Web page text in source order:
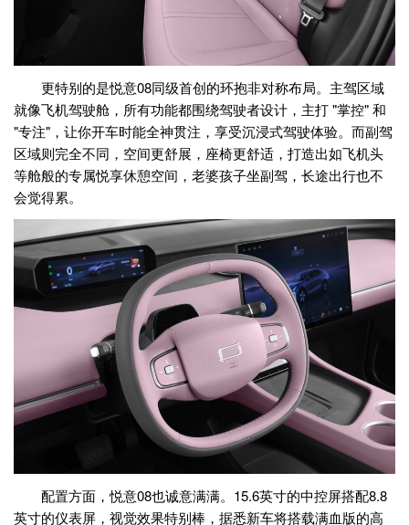
更特别的是悦意08同级首创的环抱非对称布局。主驾区域
就像飞机驾驶舱，所有功能都围绕驾驶者设计，主打 "掌控" 和
"专注"，让你开车时能全神贯注，享受沉浸式驾驶体验。而副驾
区域则完全不同，空间更舒展，座椅更舒适，打造出如飞机头
等舱般的专属悦享休憩空间，老婆孩子坐副驾，长途出行也不
会觉得累。
配置方面，悦意08也诚意满满。15.6英寸的中控屏搭配8.8
英寸的仪表屏，视觉效果特别棒，据悉新车将搭载满血版的高